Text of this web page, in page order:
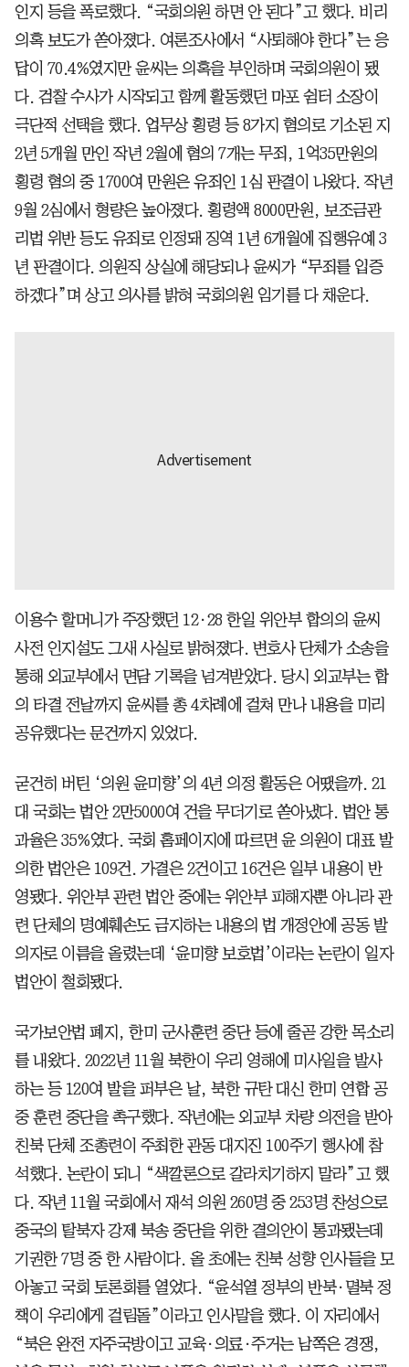
인지 등을 폭로했다. “국회의원 하면 안 된다”고 했다. 비리
의혹 보도가 쏟아졌다. 여론조사에서 “사퇴해야 한다”는 응
답이 70.4%였지만 윤씨는 의혹을 부인하며 국회의원이 됐
다. 검찰 수사가 시작되고 함께 활동했던 마포 쉼터 소장이
극단적 선택을 했다. 업무상 횡령 등 8가지 혐의로 기소된 지
2년 5개월 만인 작년 2월에 혐의 7개는 무죄, 1억35만원의
횡령 혐의 중 1700여 만원은 유죄인 1심 판결이 나왔다. 작년
9월 2심에서 형량은 높아졌다. 횡령액 8000만원, 보조금관
리법 위반 등도 유죄로 인정돼 징역 1년 6개월에 집행유예 3
년 판결이다. 의원직 상실에 해당되나 윤씨가 “무죄를 입증
하겠다”며 상고 의사를 밝혀 국회의원 임기를 다 채운다.
이용수 할머니가 주장했던 12·28 한일 위안부 합의의 윤씨
사전 인지설도 그새 사실로 밝혀졌다. 변호사 단체가 소송을
통해 외교부에서 면담 기록을 넘겨받았다. 당시 외교부는 합
의 타결 전날까지 윤씨를 총 4차례에 걸쳐 만나 내용을 미리
공유했다는 문건까지 있었다.
굳건히 버틴 ‘의원 윤미향’의 4년 의정 활동은 어땠을까. 21
대 국회는 법안 2만5000여 건을 무더기로 쏟아냈다. 법안 통
과율은 35%였다. 국회 홈페이지에 따르면 윤 의원이 대표 발
의한 법안은 109건. 가결은 2건이고 16건은 일부 내용이 반
영됐다. 위안부 관련 법안 중에는 위안부 피해자뿐 아니라 관
련 단체의 명예훼손도 금지하는 내용의 법 개정안에 공동 발
의자로 이름을 올렸는데 ‘윤미향 보호법’이라는 논란이 일자
법안이 철회됐다.
국가보안법 폐지, 한미 군사훈련 중단 등에 줄곧 강한 목소리
를 내왔다. 2022년 11월 북한이 우리 영해에 미사일을 발사
하는 등 120여 발을 퍼부은 날, 북한 규탄 대신 한미 연합 공
중 훈련 중단을 촉구했다. 작년에는 외교부 차량 의전을 받아
친북 단체 조총련이 주최한 관동 대지진 100주기 행사에 참
석했다. 논란이 되니 “색깔론으로 갈라치기하지 말라”고 했
다. 작년 11월 국회에서 재석 의원 260명 중 253명 찬성으로
중국의 탈북자 강제 북송 중단을 위한 결의안이 통과됐는데
기권한 7명 중 한 사람이다. 올 초에는 친북 성향 인사들을 모
아놓고 국회 토론회를 열었다. “윤석열 정부의 반북·멸북 정
책이 우리에게 걸림돌”이라고 인사말을 했다. 이 자리에서
“북은 완전 자주국방이고 교육·의료·주거는 남쪽은 경쟁,